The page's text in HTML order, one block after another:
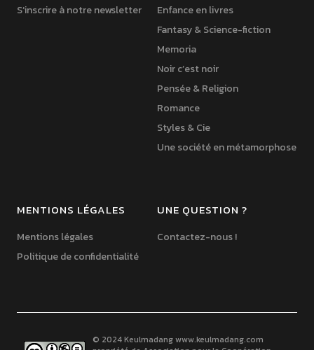
S’inscrire à notre newsletter
Enfance en livres
Fantasy & Science-fiction
Memoria
Noir c’est noir
Pensée & Religion
Romance
Styles & Cie
Une société en métamorphose
MENTIONS LÉGALES
Mentions légales
Politique de confidentialité
UNE QUESTION ?
Contactez-nous !
© 2024 Keulmadangwww.keulmadang.com